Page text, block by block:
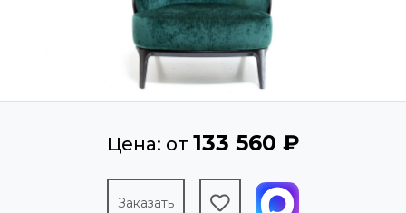
Цена: от 133 560 ₽
Заказать